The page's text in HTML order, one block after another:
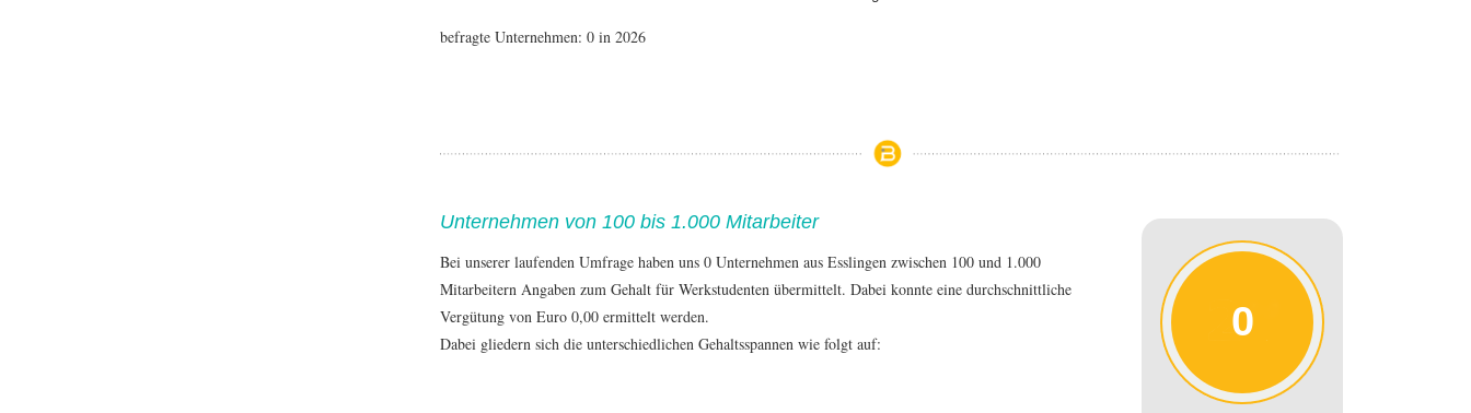
befragte Unternehmen: 0 in 2026
Unternehmen von 100 bis 1.000 Mitarbeiter
Bei unserer laufenden Umfrage haben uns 0 Unternehmen aus Esslingen zwischen 100 und 1.000
Mitarbeitern Angaben zum Gehalt für Werkstudenten übermittelt. Dabei konnte eine durchschnittliche
Vergütung von Euro 0,00 ermittelt werden.
Dabei gliedern sich die unterschiedlichen Gehaltsspannen wie folgt auf:
0